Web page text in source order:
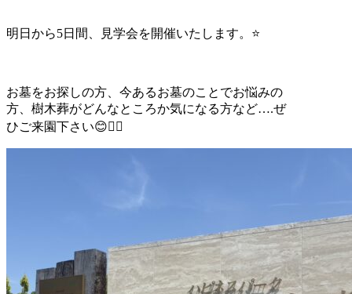
明日から5日間、見学会を開催いたします。⭐️
お墓をお探しの方、今あるお墓のことでお悩みの
方、樹木葬がどんなところか気になる方など….ぜ
ひご来園下さい😊✊🏻